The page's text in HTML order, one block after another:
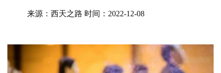
来源：西天之路 时间：2022-12-08